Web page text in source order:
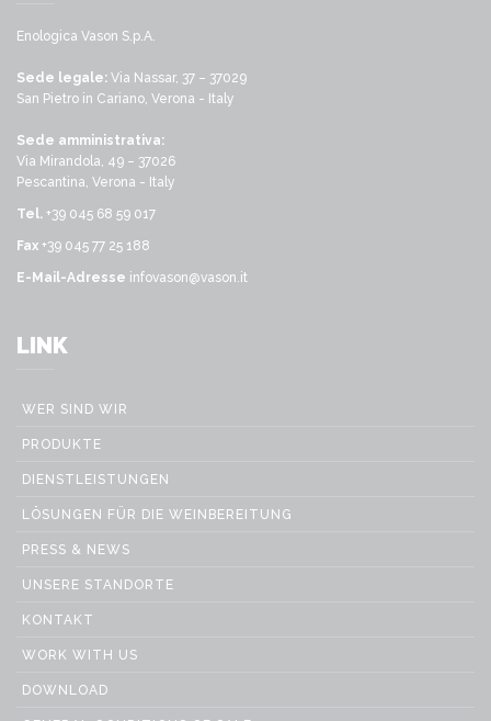
Enologica Vason S.p.A.
Sede legale: Via Nassar, 37 – 37029
San Pietro in Cariano, Verona - Italy
Sede amministrativa:
Via Mirandola, 49 – 37026
Pescantina, Verona - Italy
Tel. +39 045 68 59 017
Fax +39 045 77 25 188
E-Mail-Adresse infovason@vason.it
LINK
WER SIND WIR
PRODUKTE
DIENSTLEISTUNGEN
LÖSUNGEN FÜR DIE WEINBEREITUNG
PRESS & NEWS
UNSERE STANDORTE
KONTAKT
WORK WITH US
DOWNLOAD